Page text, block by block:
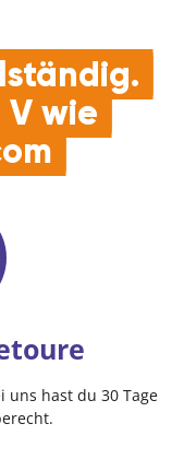
wie
uns hast du 30 Tage